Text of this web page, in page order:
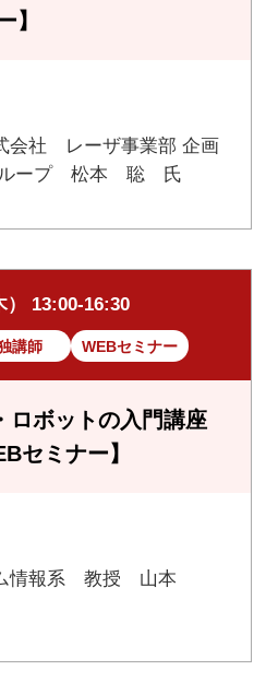
】
会社 レーザ事業部 企画
ループ 松本 聡 氏
） 13:00-16:30
講師 WEBセミナー
ロボットの入門講座
セミナー】
情報系 教授 山本